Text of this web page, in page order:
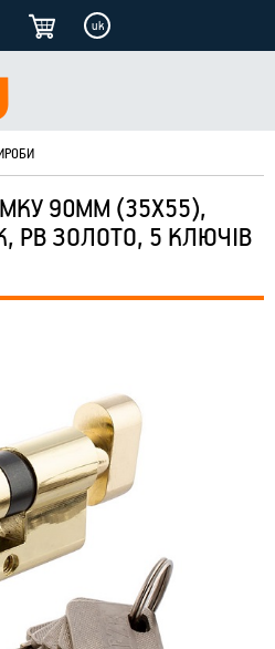
uk
90ММ (35Х55),
ЗОЛОТО, 5 КЛЮЧІВ